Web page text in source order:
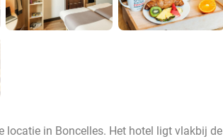
locatie in Boncelles. Het hotel ligt vlakbij de